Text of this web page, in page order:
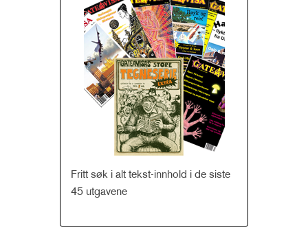
Fritt søk i alt tekst-innhold i de siste
45 utgavene